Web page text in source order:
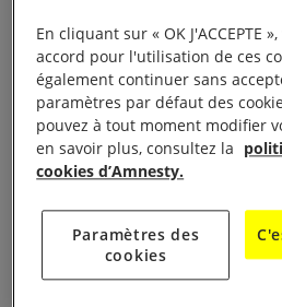
îles, car les structures
un aussi grand nombre de
durée aussi longue.
Les centres sont surpeuplés
Centre de Lesbos
d’occupation
Centre de Samos :
En cliquant sur « OK J'ACCEPTE
accord pour l'utilisation de ces
également continuer sans
paramètres par défaut des
pouvez à tout moment modifier
en savoir plus, consultez la
cookies d’Amnesty.
Paramètres des
cookies